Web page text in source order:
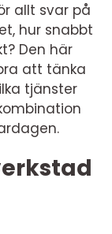
allt svar på
hur snabbt
Den här
att tänka
tjänster